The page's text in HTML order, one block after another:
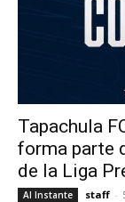
Tapachula
forma parte
de la Liga
Al Instante staff -